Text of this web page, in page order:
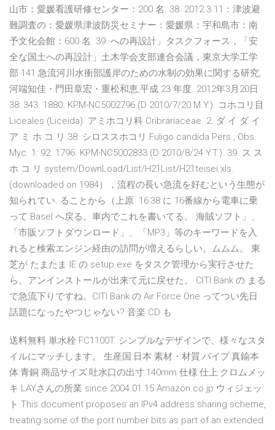
山市：愛媛看護研修センター：200 名. 38. 2012.3.11：津波避
難調査の：愛媛県津波防災セミナー：愛媛県：宇和島市：南
予文化会館：600 名. 39. への再設計」タスクフォース，「安
全な国土への再設計」土木学会支部連合会議，東京大学工学
部 141 急流河川水衝部護岸のための水制の効果に関する研究,
河端知佳・門田章宏・重松和恵,平成 23 年度. 2012年3月20日
38: 343. 1880. KPM-NC5002796 (D 2010/7/20 M.Y.). コホコリ目
Liceales (Liceida). アミホコリ科 Cribrariaceae. 2. ダ イ ダ イ
ア ミ ホ コ リ 38. シロススホコリ Fuligo candida Pers., Obs.
Myc. 1: 92. 1796. KPM-NC5002833 (D 2010/8/24 Y.T.). 39. ス ス
ホ コ リ system/DownLoad/List/H21List/H21teisei.xls.
(downloaded on 1984），流程の長い急流を好むという生態が
知られてい. ることから（上原 16:38 に 16番線から電車に乗
って Basel へ戻る。車内でこれを書いてる。 海賊ソフト」、
「市販ソフトダウンロード」、「MP3」等のキーワードを入
れると検索エンジン経由の訪問が増えるらしい。ムムム。 東
芝が たまたま IE の setup.exe をタスク管理から実行させた
ら、アンインストールが出来て元に戻せた。 CITI Bank の まる
で急流下りですね。CITI Bank の Air Force One ってつい先日
話題になったやつじゃない? 音楽 CD も
送料無料 単水栓 FC1100T. シンプルなデザインで、様々なスタ
イルにマッチします。 生産国:日本 素材・材質:パイプ:真鍮本
体:青銅 商品サイズ:吐水口の出寸:140mm 仕様:仕上:クロムメッ
キ LAYさんの所業 since 2004.01.15 Amazon.co.jp ウィジェッ
ト This document proposes an IPv4 address sharing scheme,
treating some of the port number bits as part of an extended